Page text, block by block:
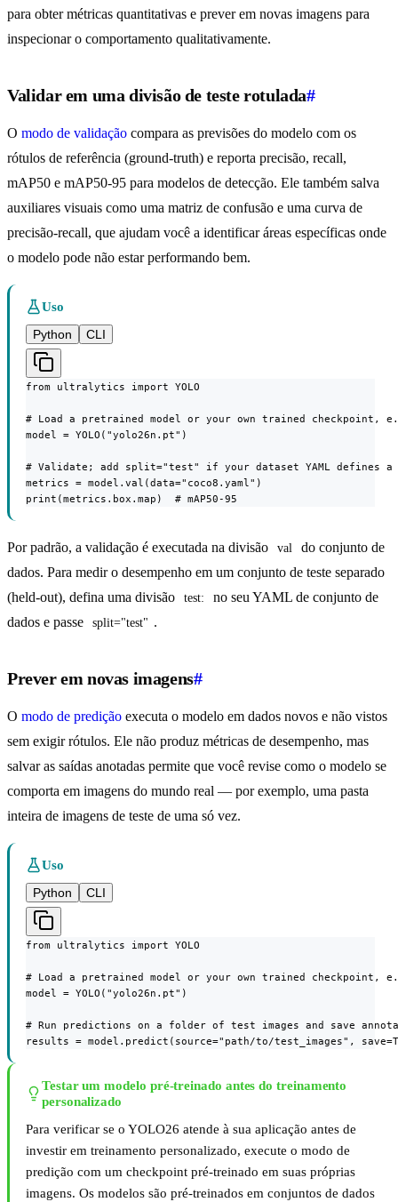
para obter métricas quantitativas e prever em novas imagens para
inspecionar o comportamento qualitativamente.
Validar em uma divisão de teste rotulada#
O modo de validação compara as previsões do modelo com os
rótulos de referência (ground-truth) e reporta precisão, recall,
mAP50 e mAP50-95 para modelos de detecção. Ele também salva
auxiliares visuais como uma matriz de confusão e uma curva de
precisão-recall, que ajudam você a identificar áreas específicas onde
o modelo pode não estar performando bem.
Uso
Python
CLI
from ultralytics import YOLO
# Load a pretrained model or your own trained checkpoint,
model = YOLO("yolo26n.pt")
# Validate; add split="test" if your dataset YAML defines
metrics = model.val(data="coco8.yaml")
print(metrics.box.map)  # mAP50-95
Por padrão, a validação é executada na divisão val
do conjunto de
dados. Para medir o desempenho em um conjunto de teste separado
(held-out), defina uma divisão
test:
no seu YAML de conjunto de
dados e passe
split="test" .
Prever em novas imagens#
O modo de predição executa o modelo em dados novos e não vistos
sem exigir rótulos. Ele não produz métricas de desempenho, mas
salvar as saídas anotadas permite que você revise como o modelo se
comporta em imagens do mundo real — por exemplo, uma pasta
inteira de imagens de teste de uma só vez.
Uso
Python
CLI
from ultralytics import YOLO
# Load a pretrained model or your own trained checkpoint,
model = YOLO("yolo26n.pt")
# Run predictions on a folder of test images and save
results = model.predict(source="path/to/test_images",
Testar um modelo pré-treinado antes do treinamento
personalizado
Para verificar se o YOLO26 atende à sua aplicação antes de
investir em treinamento personalizado, execute o modo de
predição com um checkpoint pré-treinado em suas próprias
imagens. Os modelos são pré-treinados em conjuntos de dados